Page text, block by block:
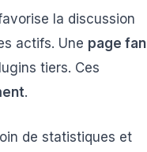
la discussion
actifs. Une page fan
tiers. Ces
.
de statistiques et